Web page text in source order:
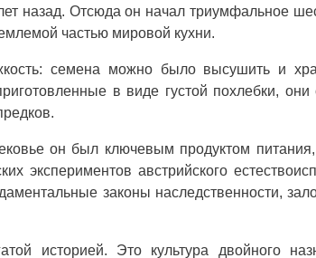
назад. Отсюда он начал триумфальное
частью мировой кухни.
семена можно было высушить и
в виде густой похлебки, они
он был ключевым продуктом
экспериментов австрийского
законы наследственности,
историей. Это культура двойного